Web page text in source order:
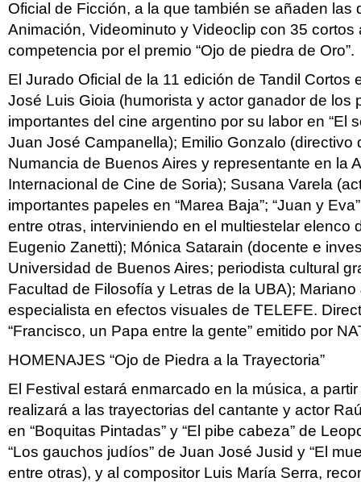
Oficial de Ficción, a la que también se añaden las
Animación, Videominuto y Videoclip con 35 cortos
competencia por el premio “Ojo de piedra de Oro”.
El Jurado Oficial de la 11 edición de Tandil Cortos
José Luis Gioia (humorista y actor ganador de los
importantes del cine argentino por su labor en “El
Juan José Campanella); Emilio Gonzalo (directivo
Numancia de Buenos Aires y representante en la
Internacional de Cine de Soria); Susana Varela
importantes papeles en “Marea Baja”; “Juan y
entre otras, interviniendo en el multiestelar elenco
Eugenio Zanetti); Mónica Satarain (docente e
Universidad de Buenos Aires; periodista cultural
Facultad de Filosofía y Letras de la UBA);
especialista en efectos visuales de TELEFE.
“Francisco, un Papa entre la gente” emitido por
HOMENAJES “Ojo de Piedra a la Trayectoria”
El Festival estará enmarcado en la música, a
realizará a las trayectorias del cantante y actor
en “Boquitas Pintadas” y “El pibe cabeza” de
“Los gauchos judíos” de Juan José Jusid y “El
entre otras), y al compositor Luis María Serra,